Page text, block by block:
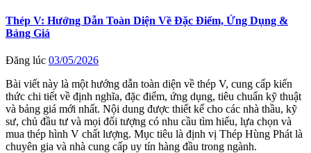
Thép V: Hướng Dẫn Toàn Diện Về Đặc Điểm, Ứng Dụng &
Bảng Giá
Đăng lúc 03/05/2026
Bài viết này là một hướng dẫn toàn diện về thép V, cung cấp kiến
thức chi tiết về định nghĩa, đặc điểm, ứng dụng, tiêu chuẩn kỹ thuật
và bảng giá mới nhất. Nội dung được thiết kế cho các nhà thầu, kỹ
sư, chủ đầu tư và mọi đối tượng có nhu cầu tìm hiểu, lựa chọn và
mua thép hình V chất lượng. Mục tiêu là định vị Thép Hùng Phát là
chuyên gia và nhà cung cấp uy tín hàng đầu trong ngành.